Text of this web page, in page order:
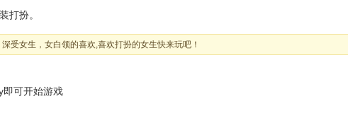
打扮。
受女生，女白领的喜欢,喜欢打扮的女生快来玩吧！
即可开始游戏